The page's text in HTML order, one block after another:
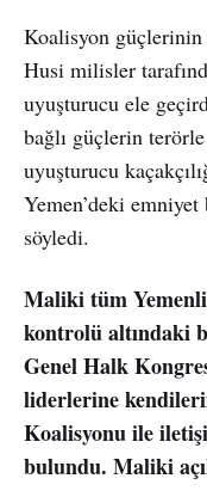
Koalisyon
Husi milisler
uyuşturucu ele
bağlı güçlerin
uyuşturucu
Yemen’deki
söyledi.
Maliki tüm
kontrolü altındaki
Genel Halk
liderlerine
Koalisyonu ile
bulundu. Maliki